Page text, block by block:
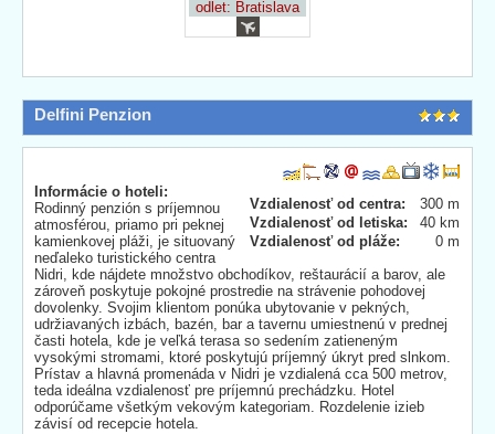
odlet: Bratislava
Delfini Penzion
Vzdialenosť od centra:
300 m
Vzdialenosť od letiska:
40 km
Vzdialenosť od pláže:
0 m
Informácie o hoteli:
Rodinný penzión s príjemnou
atmosférou, priamo pri peknej
kamienkovej pláži, je situovaný
neďaleko turistického centra
Nidri, kde nájdete množstvo obchodíkov, reštaurácií a barov, ale
zároveň poskytuje pokojné prostredie na strávenie pohodovej
dovolenky. Svojim klientom ponúka ubytovanie v pekných,
udržiavaných izbách, bazén, bar a tavernu umiestnenú v prednej
časti hotela, kde je veľká terasa so sedením zatieneným
vysokými stromami, ktoré poskytujú príjemný úkryt pred slnkom.
Prístav a hlavná promenáda v Nidri je vzdialená cca 500 metrov,
teda ideálna vzdialenosť pre príjemnú prechádzku. Hotel
odporúčame všetkým vekovým kategoriam. Rozdelenie izieb
závisí od recepcie hotela.